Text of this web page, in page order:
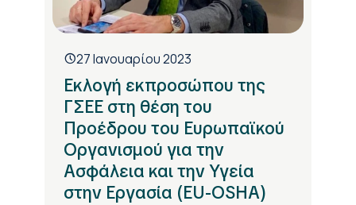
27 Ιανουαρίου 2023
Εκλογή εκπροσώπου της
ΓΣΕΕ στη θέση του
Προέδρου του Ευρωπαϊκού
Οργανισμού για την
Ασφάλεια και την Υγεία
στην Εργασία (EU-OSHA)